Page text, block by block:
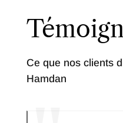
Ce que nos clients
Hamdan